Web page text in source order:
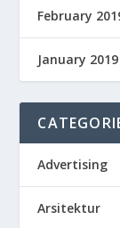
February
January 2019
Advertising
Arsitektur